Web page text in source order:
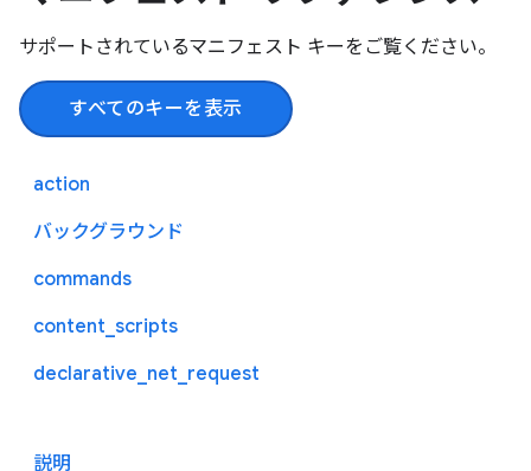
サポートされているマニフェスト キーをご覧ください。
すべてのキーを表示
action
バックグラウンド
commands
content_scripts
declarative_net_request
説明